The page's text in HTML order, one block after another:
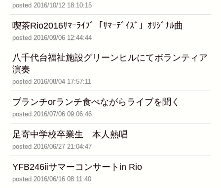
posted 2016/10/12 18:10:15
喫茶Rio2016ｻﾏｰﾗｲﾌﾞ「ｻﾏｰﾃﾞｲｽﾞ」ｵﾘｼﾞﾅﾙ曲
posted 2016/09/06 12:44:44
八千代台福祉施設グリーンヒルにてボランティア
演奏
posted 2016/08/04 17:57:11
ブランチorランチ食べながらライブを聞く
posted 2016/07/06 09:06:46
足寄中学校卒業生 本人熱唱
posted 2016/06/27 21:04:47
YFB246ⅱサマーコンサートin Rio
posted 2016/06/16 08:11:40